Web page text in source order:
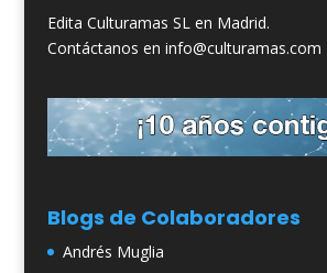
Edita Culturamas SL en Madrid.
Contáctanos en info@culturamas.com
Blogs de Colaboradores
Andrés Muglia